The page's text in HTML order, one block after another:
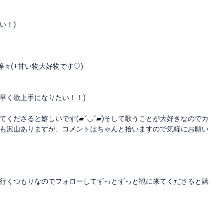
！)
々(+甘い物大好物です♡)
く歌上手になりたい！！)
くださると嬉しいです(▰˘◡˘▰)そして歌うことが大好きなのでカ
沢山ありますが、コメントはちゃんと拾いますので気軽にお願い
くつもりなのでフォローしてずっとずっと観に来てくださると嬉